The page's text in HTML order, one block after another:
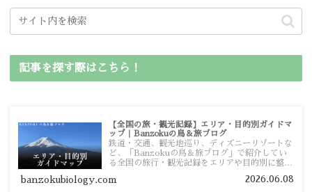
記事を探す際はこちら！
【全国の旅・観光記録】エリア・目的別ガイドマ
ップ｜Banzokuの鳥＆旅ブログ
鉄道・交通、観光地巡り、ディズニーリゾートな
ど、「Banzokuの鳥＆旅ブログ」で紹介してい
る全国の旅行・観光記録をエリアや目的別に整理
ガイドマップからスムーズに見つけていただけま
banzokubiology.com 2026.06.08